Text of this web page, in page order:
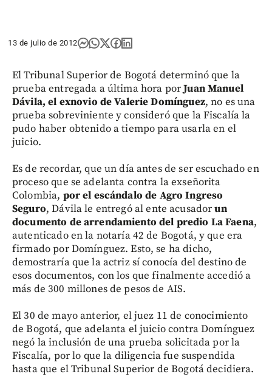
13 de julio de 2012
El Tribunal Superior de Bogotá determinó que la
prueba entregada a última hora porJuan Manuel
Dávila, el exnovio de Valerie Domínguez, no es una
prueba sobreviniente y consideró que la Fiscalía la
pudo haber obtenido a tiempo para usarla en el
juicio.
Es de recordar, que un día antes de ser escuchado en
proceso que se adelanta contra la exseñorita
Colombia, por el escándalo de Agro Ingreso
Seguro, Dávila le entregó al ente acusadorun
documento de arrendamiento del predio La Faena,
autenticado en la notaría 42 de Bogotá, y que era
firmado por Domínguez. Esto, se ha dicho,
demostraría que la actriz sí conocía del destino de
esos documentos, con los que finalmente accedió a
más de 300 millones de pesos de AIS.
El 30 de mayo anterior, el juez 11 de conocimiento
de Bogotá, que adelanta el juicio contra Domínguez
negó la inclusión de una prueba solicitada por la
Fiscalía, por lo que la diligencia fue suspendida
hasta que el Tribunal Superior de Bogotá decidiera.